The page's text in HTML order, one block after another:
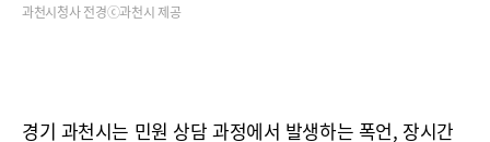
과천시청사 전경ⓒ과천시 제공
경기 과천시는 민원 상담 과정에서 발생하는 폭언, 장시간